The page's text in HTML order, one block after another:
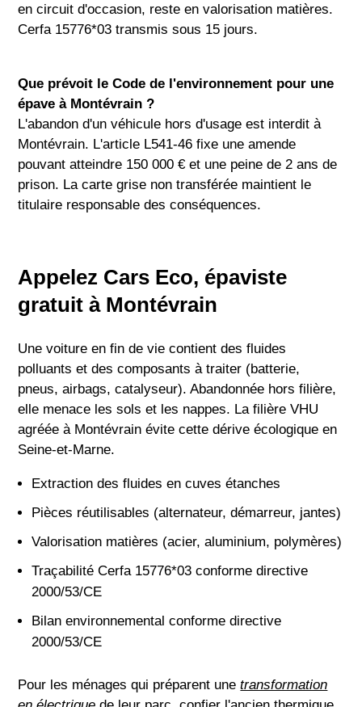
en circuit d'occasion, reste en valorisation matières.
Cerfa 15776*03 transmis sous 15 jours.
Que prévoit le Code de l'environnement pour une
épave à Montévrain ?
L'abandon d'un véhicule hors d'usage est interdit à
Montévrain. L'article L541-46 fixe une amende
pouvant atteindre 150 000 € et une peine de 2 ans de
prison. La carte grise non transférée maintient le
titulaire responsable des conséquences.
Appelez Cars Eco, épaviste
gratuit à Montévrain
Une voiture en fin de vie contient des fluides
polluants et des composants à traiter (batterie,
pneus, airbags, catalyseur). Abandonnée hors filière,
elle menace les sols et les nappes. La filière VHU
agréée à Montévrain évite cette dérive écologique en
Seine-et-Marne.
Extraction des fluides en cuves étanches
Pièces réutilisables (alternateur, démarreur, jantes)
Valorisation matières (acier, aluminium, polymères)
Traçabilité Cerfa 15776*03 conforme directive
2000/53/CE
Bilan environnemental conforme directive
2000/53/CE
Pour les ménages qui préparent unetransformation